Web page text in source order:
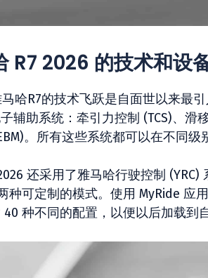
R7 2026 的技术和设
哈R7的技术飞跃是自面世以来最
辅助系统：牵引力控制 (TCS)、滑
。所有这些系统都可以在不同级
还采用了雅马哈行驶控制
可定制的模式。使用 MyRide 应
种不同的配置，以便以后加载到